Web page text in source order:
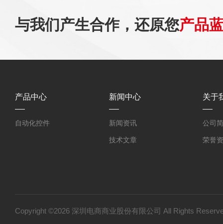
与我们产生合作，还原您产品
产品中心
自动化控件
新闻中心
新闻资讯
技术文章
关于
公司
荣誉
Copyright ©2026 深圳电商商业股份有限公司 All Rights